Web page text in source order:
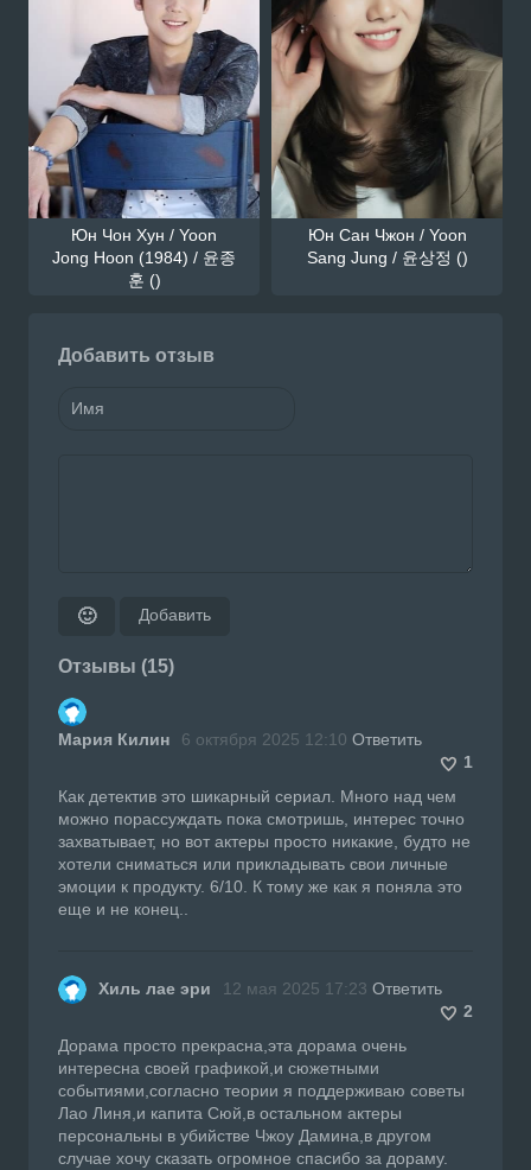
Юн Чон Хун / Yoon
Jong Hoon (1984) / 윤종
훈 ()
Юн Сан Чжон / Yoon
Sang Jung / 윤상정 ()
Добавить отзыв
🙂 Добавить
Отзывы (15)
Мария Килин 6 октября 2025 12:10 Ответить
1
Как детектив это шикарный сериал. Много над чем
можно порассуждать пока смотришь, интерес точно
захватывает, но вот актеры просто никакие, будто не
хотели сниматься или прикладывать свои личные
эмоции к продукту. 6/10. К тому же как я поняла это
еще и не конец..
Хиль лае эри 12 мая 2025 17:23 Ответить
2
Дорама просто прекрасна,эта дорама очень
интересна своей графикой,и сюжетными
событиями,согласно теории я поддерживаю советы
Лао Линя,и капита Сюй,в остальном актеры
персональны в убийстве Чжоу Дамина,в другом
случае хочу сказать огромное спасибо за дораму.